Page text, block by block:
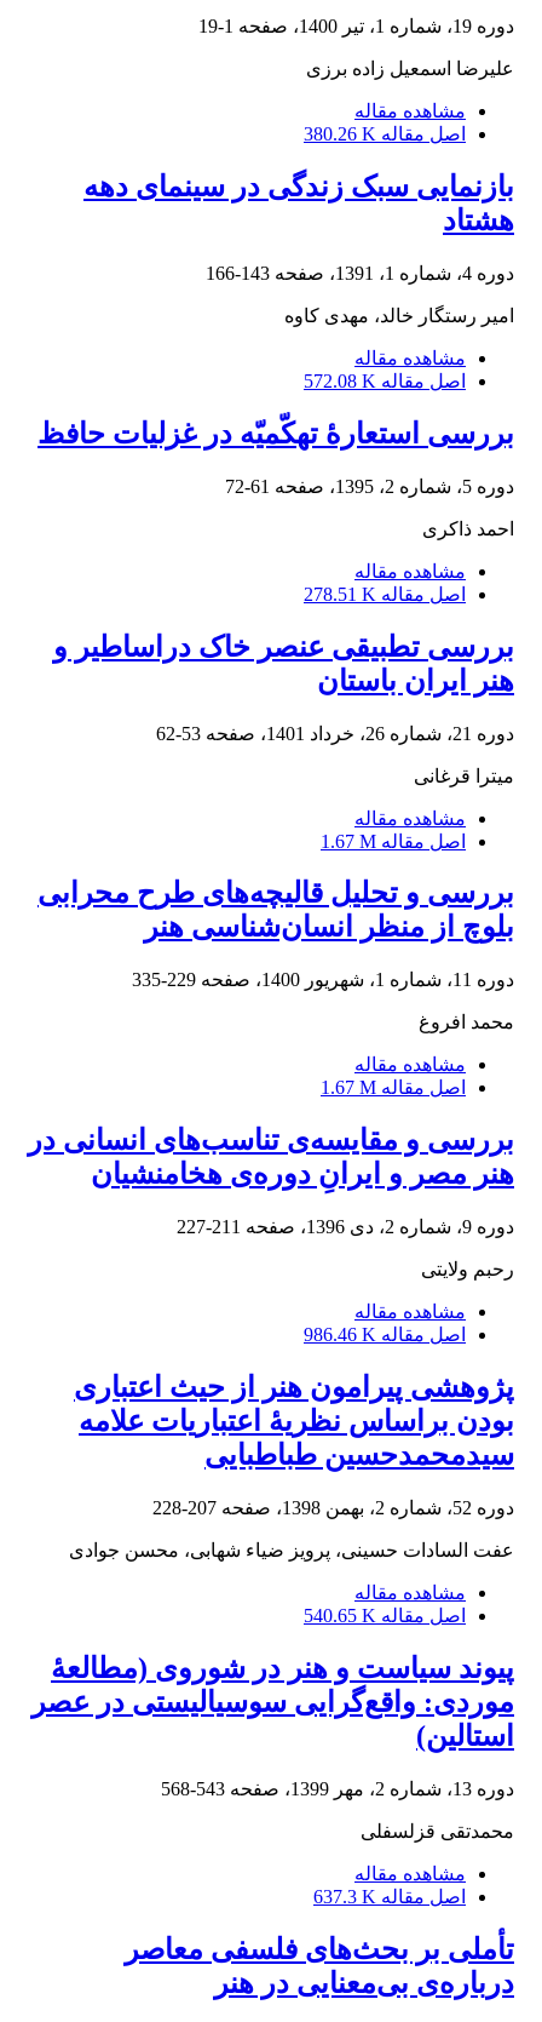
دوره 19، شماره 1، تیر 1400، صفحه 1-19
علیرضا اسمعیل زاده برزی
مشاهده مقاله
اصل مقاله 380.26 K
بازنمایی سبک زندگی در سینمای دهه
هشتاد
دوره 4، شماره 1، 1391، صفحه 143-166
امیر رستگار خالد، مهدی کاوه
مشاهده مقاله
اصل مقاله 572.08 K
بررسی استعارۀ تهکّمیّه در غزلیات حافظ
دوره 5، شماره 2، 1395، صفحه 61-72
احمد ذاکری
مشاهده مقاله
اصل مقاله 278.51 K
بررسی تطبیقی عنصر خاک دراساطیر و
هنر ایران باستان
دوره 21، شماره 26، خرداد 1401، صفحه 53-62
میترا قرغانی
مشاهده مقاله
اصل مقاله 1.67 M
بررسی و تحلیل قالیچه‌های طرح محرابی
بلوچ از منظر انسان‌شناسی هنر
دوره 11، شماره 1، شهریور 1400، صفحه 229-335
محمد افروغ
مشاهده مقاله
اصل مقاله 1.67 M
بررسی و مقایسه‌ی تناسب‌های انسانی در
هنر مصر و ایرانِ دوره‌ی هخامنشیان
دوره 9، شماره 2، دی 1396، صفحه 211-227
رحبم ولایتی
مشاهده مقاله
اصل مقاله 986.46 K
پژوهشی پیرامون هنر از حیث اعتباری
بودن براساس نظریۀ اعتباریات علامه
سیدمحمدحسین طباطبایی
دوره 52، شماره 2، بهمن 1398، صفحه 207-228
عفت السادات حسینی، پرویز ضیاء شهابی، محسن جوادی
مشاهده مقاله
اصل مقاله 540.65 K
پیوند سیاست و هنر در شوروی (مطالعۀ
موردی: واقع‌گرایی سوسیالیستی در عصر
استالین)
دوره 13، شماره 2، مهر 1399، صفحه 543-568
محمدتقی قزلسفلی
مشاهده مقاله
اصل مقاله 637.3 K
تأملی بر بحث‌های فلسفی معاصر
درباره‌ی بی‌معنایی در هنر